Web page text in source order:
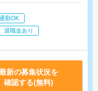
勤OK
退職金あり
新の募集状況を
確認する(無料)